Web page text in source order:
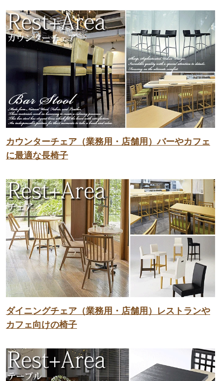
カウンターチェア（業務用・店舗用）バーやカフェ
に最適な長椅子
ダイニングチェア（業務用・店舗用）レストランや
カフェ向けの椅子